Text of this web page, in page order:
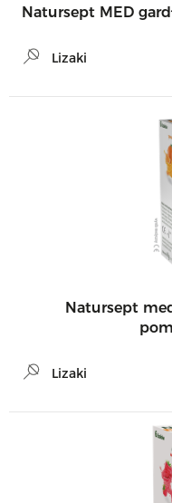
Natursept MED
Lizaki
Natursept
Lizaki